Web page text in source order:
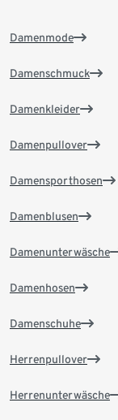
Damenmode
Damenschmuck
Damenkleider
Damenpullover
Damensporthosen
Damenblusen
Damenunterwäsche
Damenhosen
Damenschuhe
Herrenpullover
Herrenunterwäsche